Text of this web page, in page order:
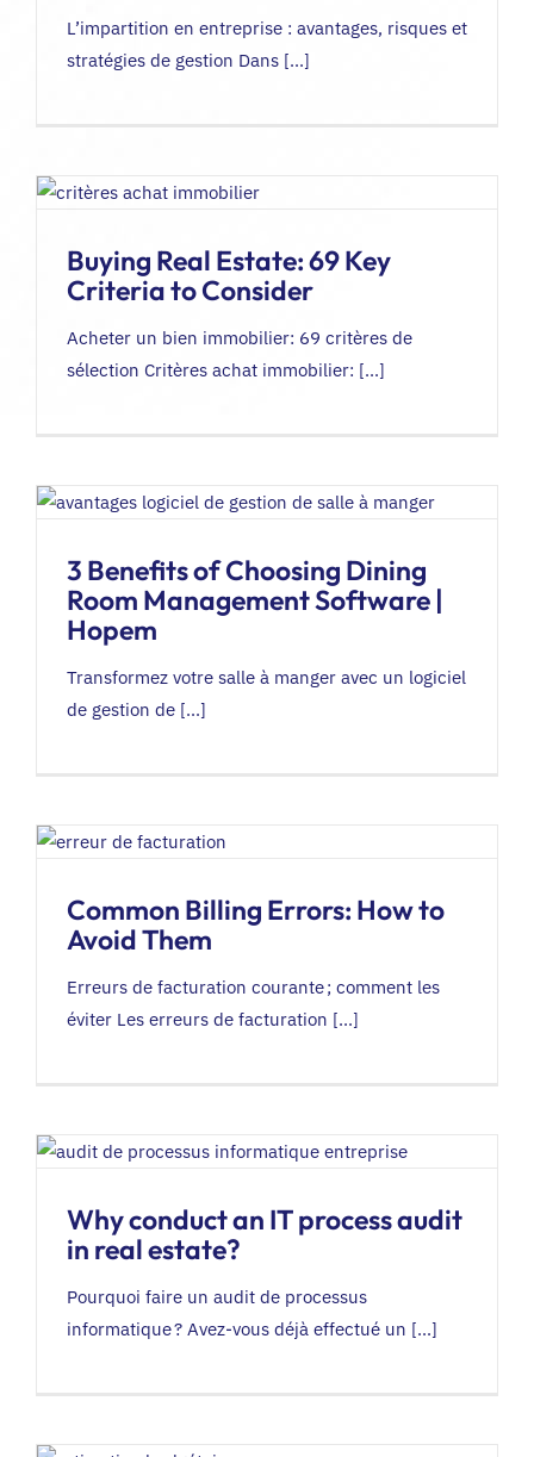
L’impartition en entreprise : avantages, risques et
stratégies de gestion Dans [...]
Buying Real Estate: 69 Key
Criteria to Consider
Acheter un bien immobilier: 69 critères de
sélection Critères achat immobilier: [...]
3 Benefits of Choosing Dining
Room Management Software |
Hopem
Transformez votre salle à manger avec un logiciel
de gestion de [...]
Common Billing Errors: How to
Avoid Them
Erreurs de facturation courante ; comment les
éviter Les erreurs de facturation [...]
Why conduct an IT process audit
in real estate?
Pourquoi faire un audit de processus
informatique ? Avez-vous déjà effectué un [...]